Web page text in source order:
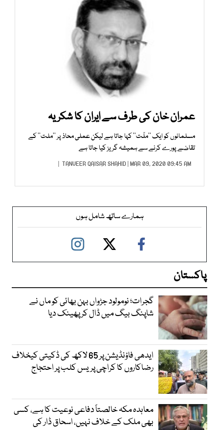
عمران خان کی طرف سے ایران کا شکریہ
مسلمانوں کو ایک ’’ملّت‘‘ کہا جاتا ہے لیکن عملی محاذ پر ’’ملت‘‘ کے
تقاضے پورے کرنے سے ہمیشہ گریز کیا جاتا ہے
TANVEER QAISAR SHAHID| MAR 09, 2020 09:45 AM |
ہمارے ساتھ شامل ہوں
پاکستان
گجرات؛ نومولود جڑواں بہن بھائی کو ماں نے
شاپنگ بیگ میں ڈال کر پھینک دیا
ایدھی فاؤنڈیشن پر 65 لاکھ کی ڈکیتی کیخلاف
رضاکاروں کا کراچی پریس کلب پر احتجاج
معاہدہ مکہ خالصتاً دفاعی نوعیت کا ہے، کسی
بھی ملک کے خلاف نہیں، اسحاق ڈار کی